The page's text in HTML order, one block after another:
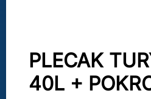
PLECAK
40L +